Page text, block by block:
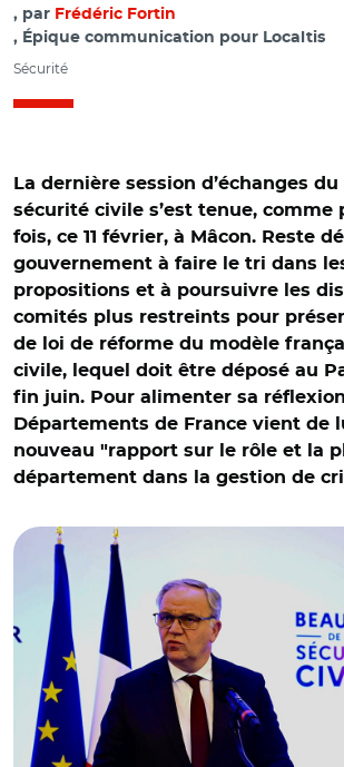
par Frédéric Fortin
, Épique communication pour Localtis
Sécurité
La dernière session d’échanges
sécurité civile s’est tenue, comme
fois, ce 11 février, à Mâcon. Reste
gouvernement à faire le tri dans
propositions et à poursuivre les
comités plus restreints pour
de loi de réforme du modèle
civile, lequel doit être déposé au
fin juin. Pour alimenter sa
Départements de France vient de
nouveau "rapport sur le rôle et la
département dans la gestion de